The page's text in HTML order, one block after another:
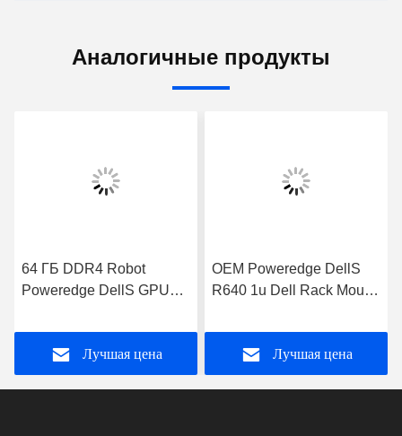
Аналогичные продукты
OEM Poweredge DellS
R640 1u Dell Rack Mount
Intel
Лучшая цена
Рельс жесткого диска
H330 2x750W Poweredge
Xeon 4210R DDR4
8x16G Dell GPU
Лучшая цена